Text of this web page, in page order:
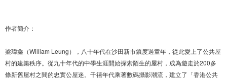
作者簡介：
梁瑋鑫（William Leung），八十年代在沙田新市鎮度過童年，從此愛上了公共屋
村的建築秩序。從九十年代的中學生涯開始探索陌生的屋村，成為遊走於200多
條新舊屋村之間的忠實公屋迷。千禧年代乘著數碼攝影潮流，建立了「香港公共